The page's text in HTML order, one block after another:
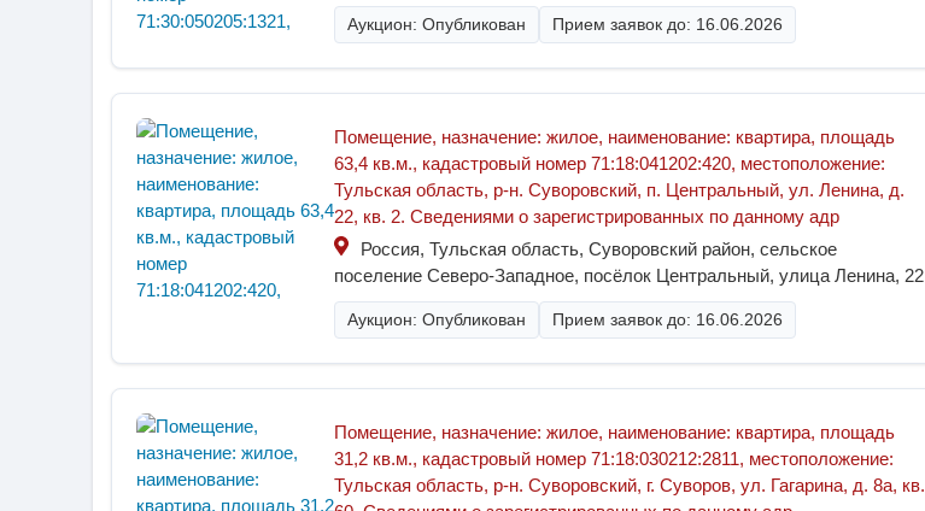
Аукцион: Опубликован Прием заявок до: 16.06.2026
Помещение, назначение: жилое, наименование: квартира, площадь
63,4 кв.м., кадастровый номер 71:18:041202:420, местоположение:
Тульская область, р-н. Суворовский, п. Центральный, ул. Ленина, д.
22, кв. 2. Сведениями о зарегистрированных по данному адр
Россия, Тульская область, Суворовский район, сельское
поселение Северо-Западное, посёлок Центральный, улица Ленина, 22
Аукцион: Опубликован Прием заявок до: 16.06.2026
Помещение, назначение: жилое, наименование: квартира, площадь
31,2 кв.м., кадастровый номер 71:18:030212:2811, местоположение:
Тульская область, р-н. Суворовский, г. Суворов, ул. Гагарина, д. 8а, кв.